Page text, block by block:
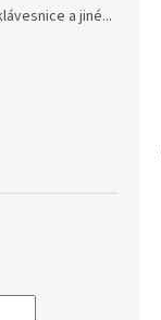
a jiné...